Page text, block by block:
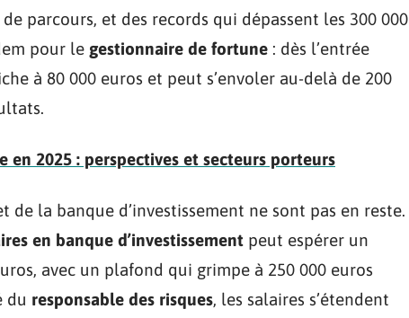
parcours, et des records qui dépassent les 300 000
pour le gestionnaire de fortune : dès l’entrée
à 80 000 euros et peut s’envoler au-delà de 200
en 2025 : perspectives et secteurs porteurs
de la banque d’investissement ne sont pas en reste.
en banque d’investissement peut espérer un
avec un plafond qui grimpe à 250 000 euros
du responsable des risques, les salaires s’étendent